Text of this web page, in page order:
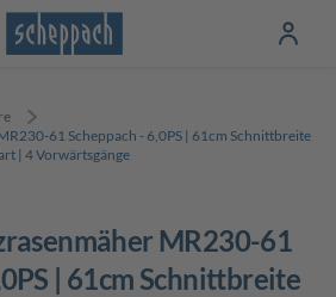
61 Scheppach - 6,0PS | 61cm Schnittbreite
| 4 Vorwärtsgänge
| 61cm Schnittbreite